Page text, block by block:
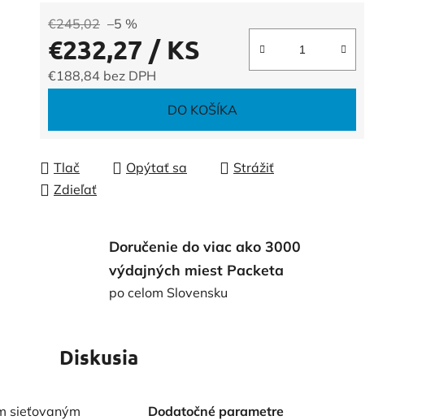
hviezdičiek.
€245,02 –5 %
€232,27 / KS
€188,84 bez DPH
DO KOŠÍKA
Tlač Opýtať sa
Strážiť
Zdieľať
Doručenie do viac ako 3000
výdajných miest Packeta
po celom Slovensku
Diskusia
sieťovaným
Dodatočné parametre